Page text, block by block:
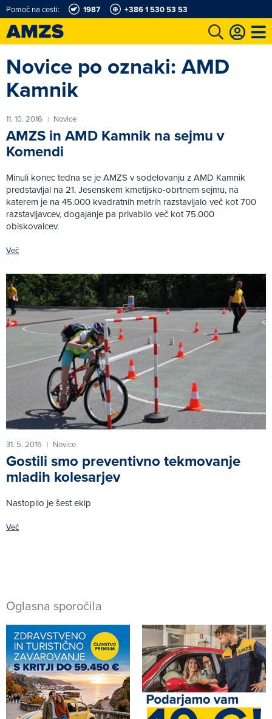
Pomoč na cesti: 1987 +386 1 530 53 53
Karting in motošportni center Najboljši za volanom Moj AMZS
Novice po oznaki: AMD
Kamnik
11. 10. 2016 | Novice
AMZS in AMD Kamnik na sejmu v
Komendi
Minuli konec tedna se je AMZS v sodelovanju z AMD Kamnik
predstavljal na 21. Jesenskem kmetijsko-obrtnem sejmu, na
katerem je na 45.000 kvadratnih metrih razstavljalo več kot 700
razstavljavcev, dogajanje pa privabilo več kot 75.000
obiskovalcev.
Več
31. 5. 2016 | Novice
Gostili smo preventivno tekmovanje
mladih kolesarjev
Nastopilo je šest ekip
Več
Oglasna sporočila